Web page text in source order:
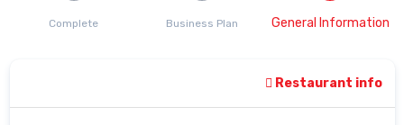
Business Plan
Complete